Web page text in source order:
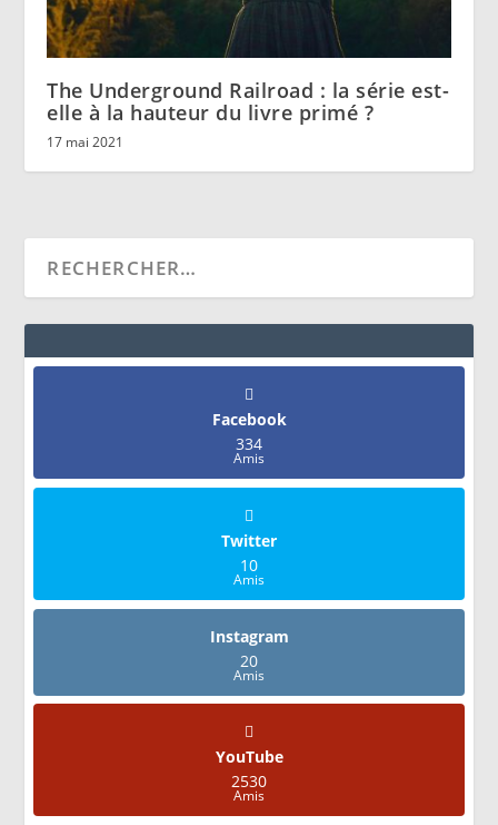
The Underground Railroad : la série est-
elle à la hauteur du livre primé ?
17 mai 2021
Facebook
334
Amis
Twitter
10
Amis
Instagram
20
Amis
YouTube
2530
Amis